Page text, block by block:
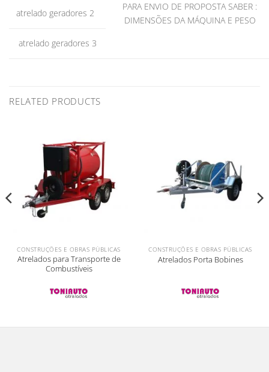
PARA ENVIO DE PROPOSTA SABER :
DIMENSÕES DA MÁQUINA E PESO
atrelado geradores 2
atrelado geradores 3
RELATED PRODUCTS
CONSTRUÇÕES E OBRAS PÚBLICAS
Atrelados para Transporte de
Combustíveis
CONSTRUÇÕES E OBRAS PÚBLICAS
Atrelados Porta Bobines